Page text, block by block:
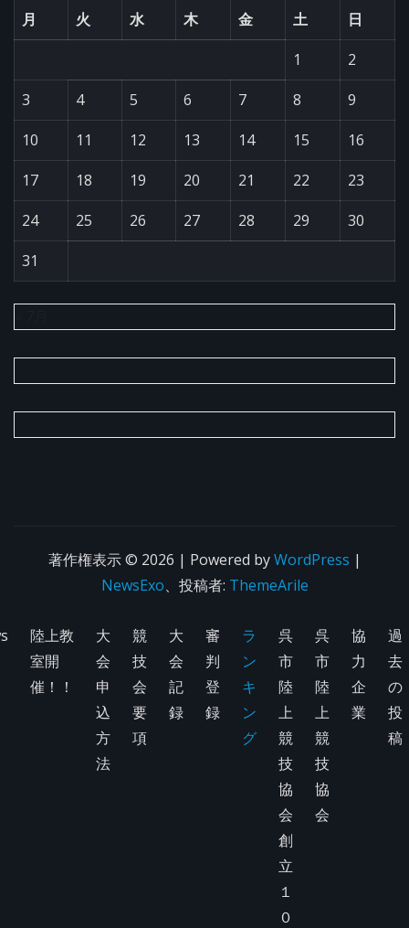
月
火 水 木 金 土
日
1
2
3
4 5 6 7 8
9
10
11 12 13 14 15
16
17
18 19 20 21 22
23
24
25 26 27 28 29
30
31
著作権表示 © 2026 | Powered byWordPress |
NewsExo、投稿者: ThemeArile
陸上教
室開
催！！
大
会
申
込
方
法
競
技
会
要
項
大
会
記
録
審
判
登
録
ラ
ン
キ
ン
グ
呉
市
陸
上
競
技
協
会
創
立
１
０
呉
市
陸
上
競
技
協
会
協
力
企
業
過
去
の
投
稿